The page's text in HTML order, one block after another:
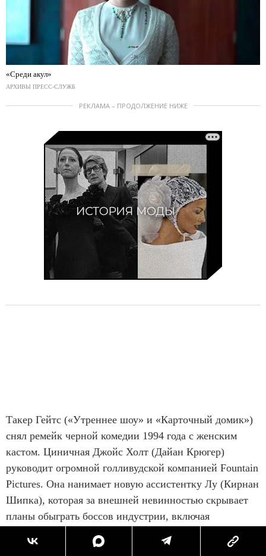
«Среди акул»
АРХИВЫ ПРЕСС-СЛУЖБ
РЕКЛАМА – ПРОДОЛЖЕНИЕ НИЖЕ
Такер Гейтс («Утреннее шоу» и «Карточный домик»)
снял ремейк черной комедии 1994 года с женским
кастом. Циничная Джойс Холт (Дайан Крюгер)
руководит огромной голливудской компанией Fountain
Pictures. Она нанимает новую ассистентку Лу (Кирнан
Шипка), которая за внешней невинностью скрывает
планы обыграть боссов индустрии, включая
деспотичную Джойс.